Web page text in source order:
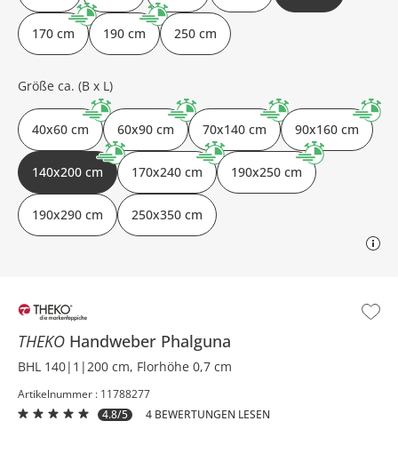
THEKO Handweber Phalguna
BHL 140|1|200 cm, Florhöhe 0,7 cm
Artikelnummer : 11788277
4.8/5
4 BEWERTUNGEN LESEN
170 cm 190 cm 250 cm
Größe ca. (B x L)
40x60 cm 60x90 cm 70x140 cm 90x160 cm
140x200 cm 170x240 cm 190x250 cm
190x290 cm 250x350 cm